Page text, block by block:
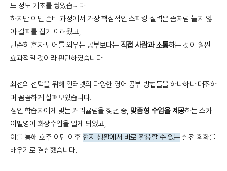
느 정도 기초를 쌓았습니다.
하지만 이민 준비 과정에서 가장 핵심적인 스피킹 실력은 좀처럼 늘지 않
아 갈피를 잡기 어려웠고,
단순히 혼자 단어를 외우는 공부보다는 직접 사람과 소통하는 것이 훨씬
효과적일 것이라 판단하였습니다.
최선의 선택을 위해 인터넷의 다양한 영어 공부 방법들을 하나하나 대조하
며 꼼꼼하게 살펴보았습니다.
성인 학습자에게 맞는 커리큘럼을 찾던 중, 맞춤형 수업을 제공하는 스카
이벨영어 화상수업을 알게 되었고,
이를 통해 호주 이민 이후 현지 생활에서 바로 활용할 수 있는 실전 회화를
배우기로 결심했습니다.